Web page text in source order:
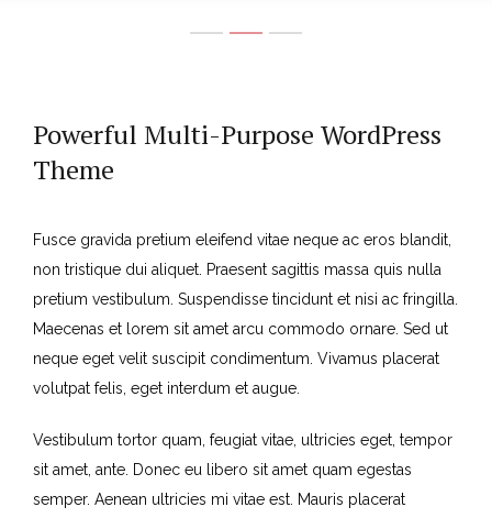
Powerful Multi-Purpose WordPress
Theme
Fusce gravida pretium eleifend vitae neque ac eros blandit,
non tristique dui aliquet. Praesent sagittis massa quis nulla
pretium vestibulum. Suspendisse tincidunt et nisi ac fringilla.
Maecenas et lorem sit amet arcu commodo ornare. Sed ut
neque eget velit suscipit condimentum. Vivamus placerat
volutpat felis, eget interdum et augue.
Vestibulum tortor quam, feugiat vitae, ultricies eget, tempor
sit amet, ante. Donec eu libero sit amet quam egestas
semper. Aenean ultricies mi vitae est. Mauris placerat